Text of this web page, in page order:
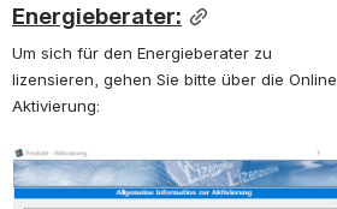
Energieberater:
Um sich für den Energieberater zu
lizensieren, gehen Sie bitte über die Online
Aktivierung:
öffnen